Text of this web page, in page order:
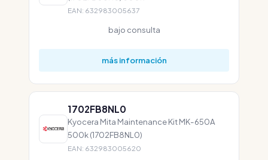
EAN: 632983005637
bajo consulta
más información
1702FB8NL0
Kyocera Mita Maintenance Kit MK-650A
500k (1702FB8NL0)
EAN: 632983005620